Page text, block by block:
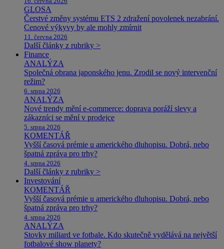
GLOSA
Čerstvé změny systému ETS 2 zdražení povolenek nezabrání.
Cenové výkyvy by ale mohly zmírnit
11. června 2026
Další články z rubriky >
Finance
ANALÝZA
Společná obrana japonského jenu. Zrodil se nový intervenční
režim?
6. srpna 2026
ANALÝZA
Nové trendy mění e-commerce: doprava poráží slevy a
zákazníci se mění v prodejce
5. srpna 2026
KOMENTÁŘ
Vyšší časová prémie u amerického dluhopisu. Dobrá, nebo
špatná zpráva pro trhy?
4. srpna 2026
Další články z rubriky >
Investování
KOMENTÁŘ
Vyšší časová prémie u amerického dluhopisu. Dobrá, nebo
špatná zpráva pro trhy?
4. srpna 2026
ANALÝZA
Stovky miliard ve fotbale. Kdo skutečně vydělává na největší
fotbalové show planety?